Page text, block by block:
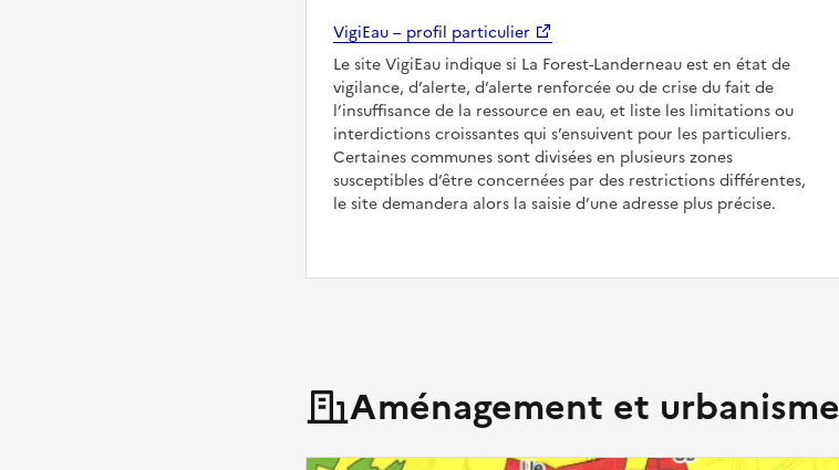
VigiEau – profil particulier
Le site VigiEau indique si La Forest-Landerneau est en état de
vigilance, d’alerte, d’alerte renforcée ou de crise du fait de
l’insuffisance de la ressource en eau, et liste les limitations ou
interdictions croissantes qui s’ensuivent pour les particuliers.
Certaines communes sont divisées en plusieurs zones
susceptibles d’être concernées par des restrictions différentes,
le site demandera alors la saisie d’une adresse plus précise.
Aménagement et urbanisme